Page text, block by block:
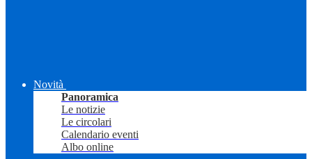
Novità
Panoramica
Le notizie
Le circolari
Calendario eventi
Albo online